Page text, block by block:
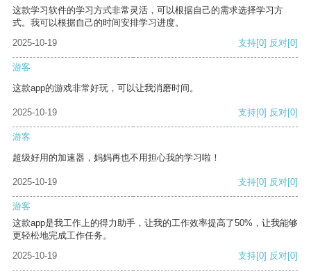
这款学习软件的学习方式非常灵活，可以根据自己的需求选择学习方
式。我可以根据自己的时间安排学习进度。
2025-10-19
支持[0] 反对[0]
游客
这款app的游戏非常好玩，可以让我消磨时间。
2025-10-19 支持[0] 反对[0]
游客
超级好用的加速器，妈妈再也不用担心我的学习啦！
2025-10-19 支持[0] 反对[0]
游客
这款app是我工作上的得力助手，让我的工作效率提高了50%，让我能够
更轻松地完成工作任务。
2025-10-19
支持[0] 反对[0]